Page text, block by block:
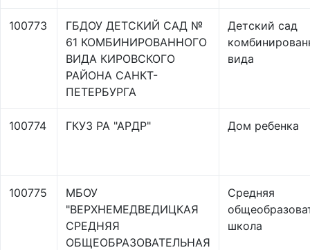
100773
ГБДОУ ДЕТСКИЙ САД №
61 КОМБИНИРОВАННОГО
ВИДА КИРОВСКОГО
РАЙОНА САНКТ-
ПЕТЕРБУРГА
Детский сад
вида
100774 ГКУЗ РА "АРДР" Дом ребенка
100775
МБОУ
"ВЕРХНЕМЕДВЕДИЦКАЯ
СРЕДНЯЯ
ОБЩЕОБРАЗОВАТЕЛЬНАЯ
Средняя
школа